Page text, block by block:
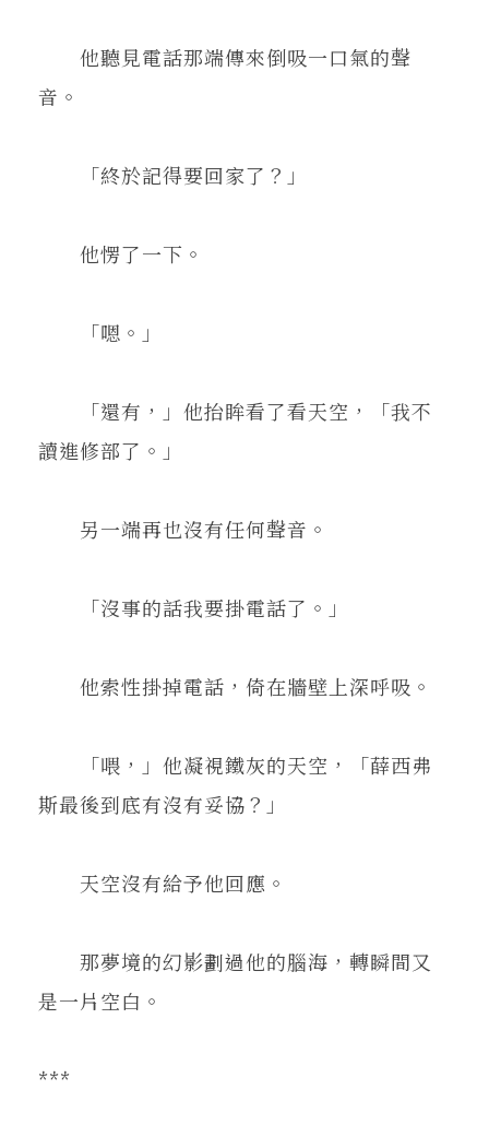
他聽見電話那端傳來倒吸一口氣的聲
音。
「終於記得要回家了？」
他愣了一下。
「嗯。」
「還有，」他抬眸看了看天空，「我不
讀進修部了。」
另一端再也沒有任何聲音。
「沒事的話我要掛電話了。」
他索性掛掉電話，倚在牆壁上深呼吸。
「喂，」他凝視鐵灰的天空，「薛西弗
斯最後到底有沒有妥協？」
天空沒有給予他回應。
那夢境的幻影劃過他的腦海，轉瞬間又
是一片空白。
***